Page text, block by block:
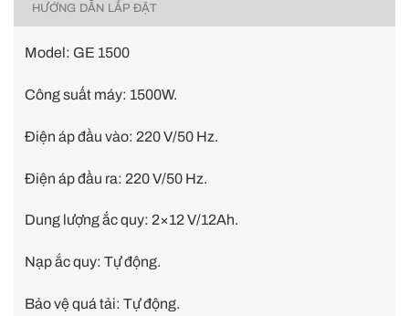
HƯỚNG DẪN LẮP ĐẶT
Model: GE 1500
Công suất máy: 1500W.
Điện áp đầu vào: 220 V/50 Hz.
Điện áp đầu ra: 220 V/50 Hz.
Dung lượng ắc quy: 2×12 V/12Ah.
Nạp ắc quy: Tự động.
Bảo vệ quá tải: Tự động.